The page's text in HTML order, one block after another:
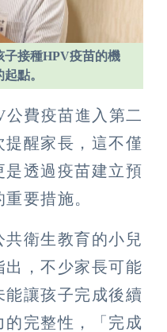
子接種HPV疫苗的機
點。
公費疫苗進入第二
醒家長，這不僅
是透過疫苗建立預
要措施。
衛生教育的小兒
，不少家長可能
能讓孩子完成後續
完整性，「完成